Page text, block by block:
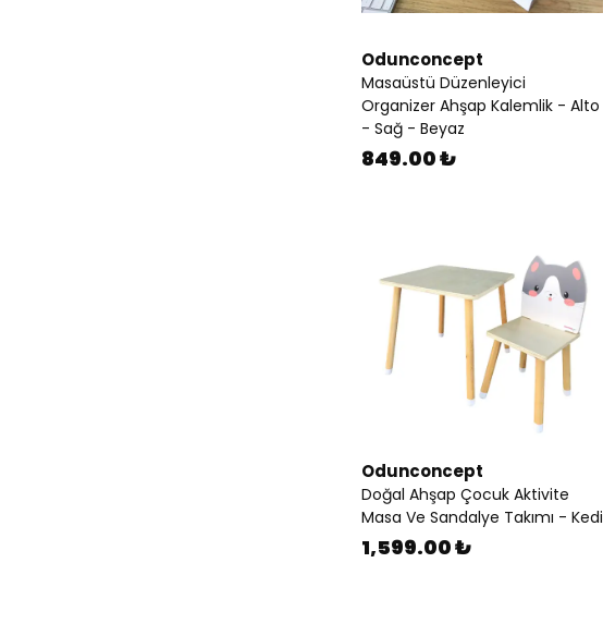
Odunconcept
Masaüstü Düzenleyici
Organizer Ahşap Kalemlik - Alto
- Sağ - Beyaz
849.00 ₺
Odunconcept
Doğal Ahşap Çocuk Aktivite
Masa Ve Sandalye Takımı - Kedi
1,599.00 ₺